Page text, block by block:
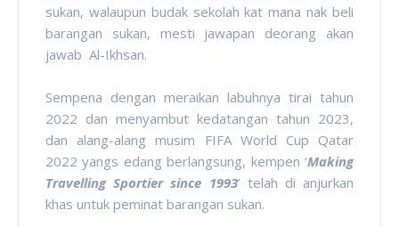
sukan, walaupun budak sekolah kat mana nak beli
barangan sukan, mesti jawapan deorang akan
jawab Al-Ikhsan.
Sempena dengan meraikan labuhnya tirai tahun
2022 dan menyambut kedatangan tahun 2023,
dan alang-alang musim FIFA World Cup Qatar
2022 yangs edang berlangsung, kempen ‘Making
Travelling Sportier since 1993’ telah di anjurkan
khas untuk peminat barangan sukan.